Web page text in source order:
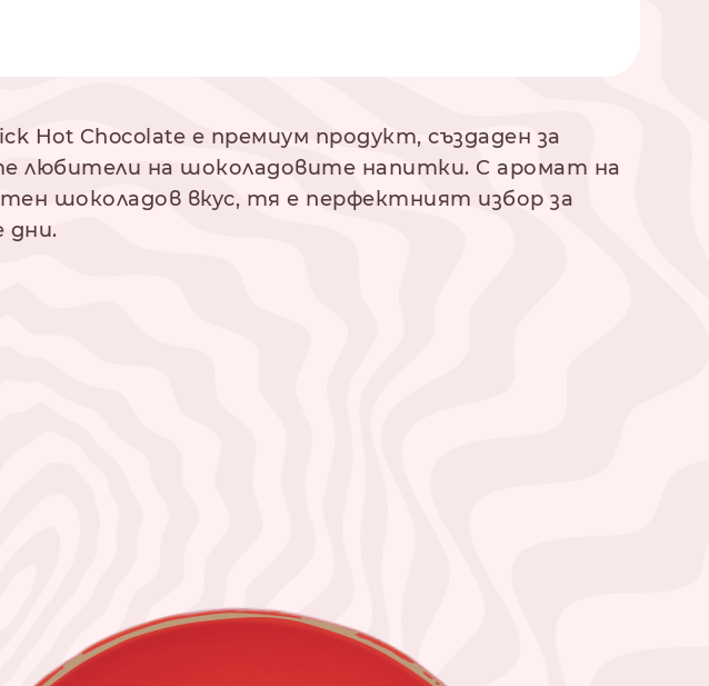
Hot Chocolate е премиум продукт, създаден за
любители на шоколадовите напитки. С аромат на
шоколадов вкус, тя е перфектният избор за
дни.